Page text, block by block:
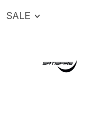
SALE